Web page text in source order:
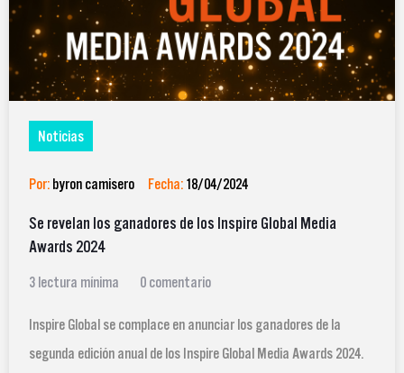
Noticias
Por: byron camisero Fecha: 18/04/2024
Se revelan los ganadores de los Inspire Global Media
Awards 2024
3 lectura mínima 0 comentario
Inspire Global se complace en anunciar los ganadores de la
segunda edición anual de los Inspire Global Media Awards 2024.